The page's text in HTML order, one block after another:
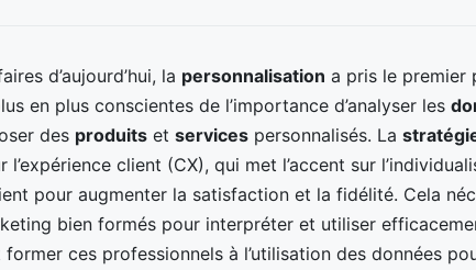
d’aujourd’hui, la personnalisation a pris le premier
en plus conscientes de l’importance d’analyser les
des produits et services personnalisés. La
l’expérience client (CX), qui met l’accent sur
pour augmenter la satisfaction et la fidélité. Cela
bien formés pour interpréter et utiliser
ces professionnels à l’utilisation des données